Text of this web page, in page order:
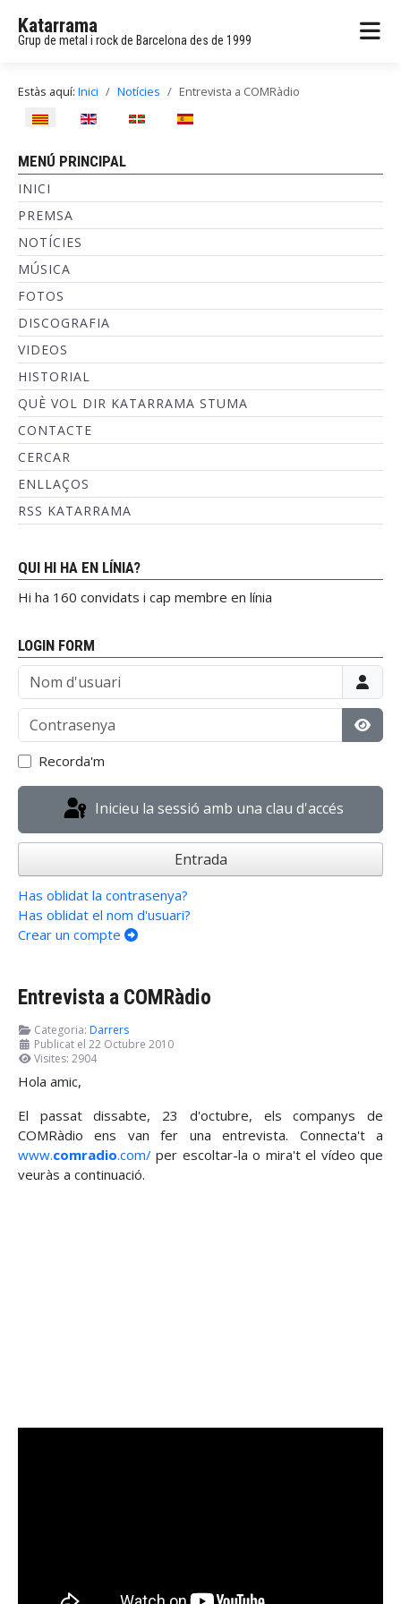
Katarrama
Grup de metal i rock de Barcelona des de 1999
Estàs aquí: Inici Notícies Entrevista a COMRàdio
Seleccioni el seu idioma
MENÚ PRINCIPAL
INICI
PREMSA
NOTÍCIES
MÚSICA
FOTOS
DISCOGRAFIA
VIDEOS
HISTORIAL
QUÈ VOL DIR KATARRAMA STUMA
CONTACTE
CERCAR
ENLLAÇOS
RSS KATARRAMA
QUI HI HA EN LÍNIA?
Hi ha 160 convidats i cap membre en línia
LOGIN FORM
Nom d'usuari
Contrasenya
Recorda'm
Inicieu la sessió amb una clau d'accés
Entrada
Has oblidat la contrasenya?
Has oblidat el nom d'usuari?
Crear un compte
Entrevista a COMRàdio
Categoria: Darrers
Publicat el 22 Octubre 2010
Visites: 2904
Hola amic,
El passat dissabte, 23 d'octubre, els companys de
COMRàdio ens van fer una entrevista. Connecta't a
www.comradio.com/ per escoltar-la o mira't el vídeo que
veuràs a continuació.